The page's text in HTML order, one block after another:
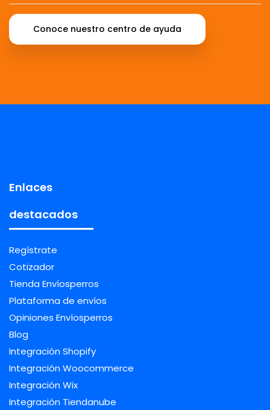
Conoce nuestro centro de ayuda
Enlaces
destacados
Regístrate
Cotizador
Tienda Envíosperros
Plataforma de envíos
Opiniones Envíosperros
Blog
Integración Shopify
Integración Woocommerce
Integración Wix
Integración Tiendanube